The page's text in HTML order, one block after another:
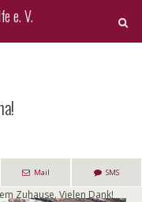
e. V.
Mail SMS
Zuhause. Vielen Dank!